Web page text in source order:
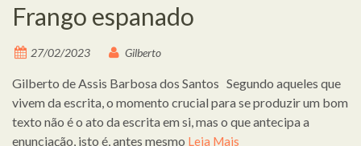
Frango espanado
27/02/2023 Gilberto
Gilberto de Assis Barbosa dos Santos Segundo aqueles que
vivem da escrita, o momento crucial para se produzir um bom
texto não é o ato da escrita em si, mas o que antecipa a
enunciação, isto é, antes mesmo Leia Mais